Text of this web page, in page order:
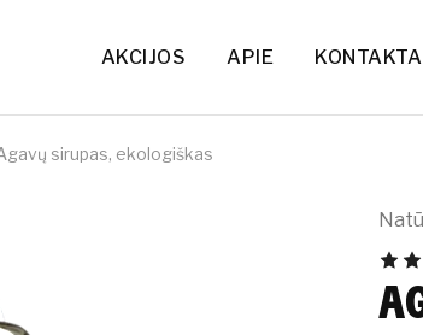
AKCIJOS APIE
sirupas, ekologiškas